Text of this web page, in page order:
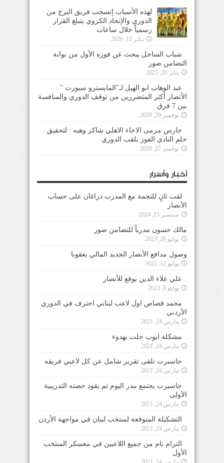
لهذه الأسباب إنسحب فريق البرج من
الدوري والإتحاد الكروي يتبلغ القرار
رسمياً خلال ساعات
يناير 13, 2026
شباب الساحل يبحث عن فوزه الأول من بوابة
التضامن صور
يناير 26, 2025
عبد الوهاب ابو الهيل لـ”المايسترو سبورت ” :
الأنصار أكثر المتضررين من توقف الدوري والمنافسة
بين 7 فرق
نوفمبر 29, 2020
حارس مرمى الاخاء الاهلي شاكر وهبه : لتحقيق
حلم النادي الفوز بلقب الدوري
نوفمبر 27, 2020
أخبار وأسرار
لقب ثانٍ للنجمة مع المدرب دراغان على حساب
الأنصار
سبتمبر 15, 2024
مالك حسون مدرباً للتضامن صور
يوليو 28, 2023
وصول مدافع الأنصار الجديد المالي يعقوبا
يوليو 12, 2023
علي علاء الدين يوقع للأنصار
يوليو 8, 2023
محمد قصاص اول لاعب لبناني احترف في الدوري
الأردني
مارس 24, 2021
مشكلة ايوب حلت بهدوء
مارس 24, 2021
جاسبرت تلقى تقرير شامل عن كل لاعبي فريقه
مارس 24, 2021
جاسبرت يجتمع ببدر اليوم ثم يقود حصته التدريبية
الأولى
مارس 24, 2021
التشكيلة المتوقعة لمنتخب لبنان في مواجهة الأردن
مارس 24, 2021
التزام تام من جميع اللاعبين في معسكر المنتخب
الأول